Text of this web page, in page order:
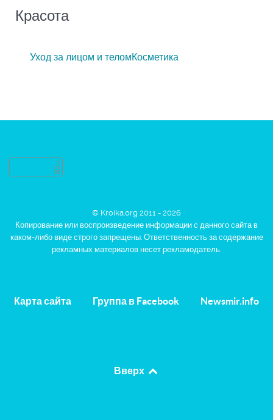
Красота
Уход за лицом и теломКосметика
© Kroika.org 2011 - 2026
Копирование или воспроизведение информации с данного сайта в
каком-либо виде строго запрещены. Ответственность за содержание
рекламных материалов несет рекламодатель.
Карта сайта Группа в Facebook Newsmir.info
Вверх